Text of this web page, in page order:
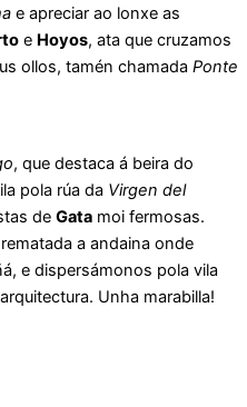
e apreciar ao lonxe as
e Hoyos, ata que cruzamos
ollos, tamén chamada Ponte
, que destaca á beira do
pola rúa da Virgen del
de Gata moi fermosas.
a andaina onde
e dispersámonos pola vila
Unha marabilla!